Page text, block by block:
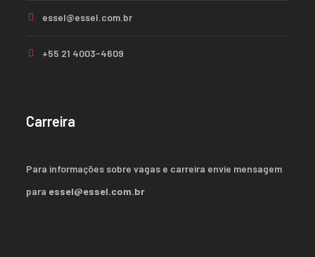
essel@essel.com.br
+55 21 4003-4609
Carreira
Para informações sobre vagas e carreira envie mensagem
para essel@essel.com.br